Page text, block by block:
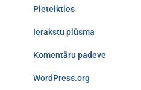
Pieteikties
Ierakstu plūsma
Komentāru padeve
WordPress.org